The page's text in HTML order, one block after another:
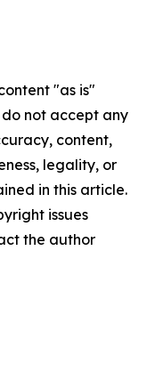
"as is"
not accept any
content,
legality, or
in this article.
issues
the author